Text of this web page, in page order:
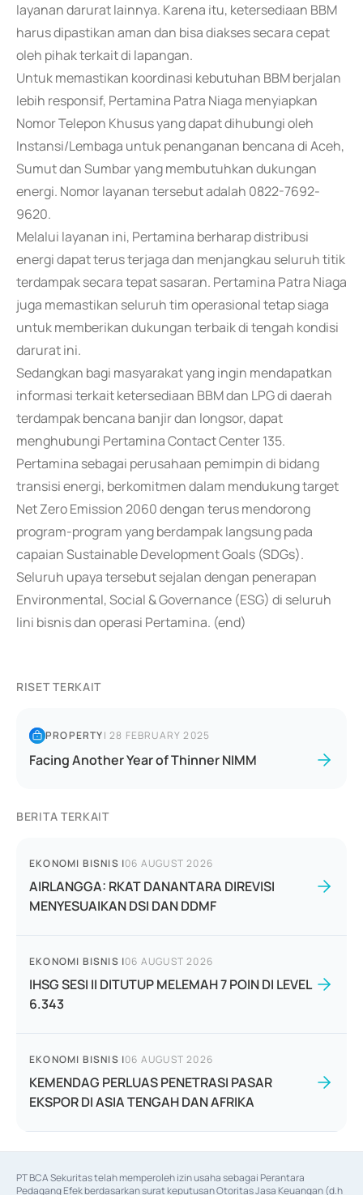
layanan darurat lainnya. Karena itu, ketersediaan BBM
harus dipastikan aman dan bisa diakses secara cepat
oleh pihak terkait di lapangan.
Untuk memastikan koordinasi kebutuhan BBM berjalan
lebih responsif, Pertamina Patra Niaga menyiapkan
Nomor Telepon Khusus yang dapat dihubungi oleh
Instansi/Lembaga untuk penanganan bencana di Aceh,
Sumut dan Sumbar yang membutuhkan dukungan
energi. Nomor layanan tersebut adalah 0822-7692-
9620.
Melalui layanan ini, Pertamina berharap distribusi
energi dapat terus terjaga dan menjangkau seluruh titik
terdampak secara tepat sasaran. Pertamina Patra Niaga
juga memastikan seluruh tim operasional tetap siaga
untuk memberikan dukungan terbaik di tengah kondisi
darurat ini.
Sedangkan bagi masyarakat yang ingin mendapatkan
informasi terkait ketersediaan BBM dan LPG di daerah
terdampak bencana banjir dan longsor, dapat
menghubungi Pertamina Contact Center 135.
Pertamina sebagai perusahaan pemimpin di bidang
transisi energi, berkomitmen dalam mendukung target
Net Zero Emission 2060 dengan terus mendorong
program-program yang berdampak langsung pada
capaian Sustainable Development Goals (SDGs).
Seluruh upaya tersebut sejalan dengan penerapan
Environmental, Social & Governance (ESG) di seluruh
lini bisnis dan operasi Pertamina. (end)
RISET TERKAIT
PROPERTY|28 FEBRUARY 2025
Facing Another Year of Thinner NIMM
BERITA TERKAIT
EKONOMI BISNIS |06 AUGUST 2026
AIRLANGGA: RKAT DANANTARA DIREVISI
MENYESUAIKAN DSI DAN DDMF
EKONOMI BISNIS |06 AUGUST 2026
IHSG SESI II DITUTUP MELEMAH 7 POIN DI LEVEL
6.343
EKONOMI BISNIS |06 AUGUST 2026
KEMENDAG PERLUAS PENETRASI PASAR
EKSPOR DI ASIA TENGAH DAN AFRIKA
PT BCA Sekuritas telah memperoleh izin usaha sebagai Perantara
Pedagang Efek berdasarkan surat keputusan Otoritas Jasa Keuangan (d.h